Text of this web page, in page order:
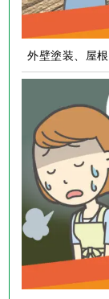
外壁塗装、屋